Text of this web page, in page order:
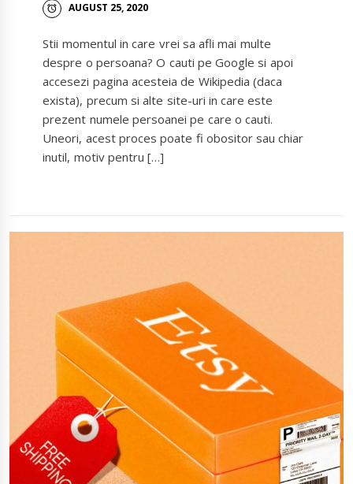
AUGUST 25, 2020
Stii momentul in care vrei sa afli mai multe
despre o persoana? O cauti pe Google si apoi
accesezi pagina acesteia de Wikipedia (daca
exista), precum si alte site-uri in care este
prezent numele persoanei pe care o cauti.
Uneori, acest proces poate fi obositor sau chiar
inutil, motiv pentru […]